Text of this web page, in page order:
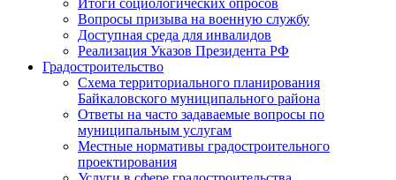
Итоги социологических опросов
Вопросы призыва на военную службу
Доступная среда для инвалидов
Реализация Указов Президента РФ
Градостроительство
Схема территориального планирования
Байкаловского муниципального района
Ответы на часто задаваемые вопросы по
муниципальным услугам
Местные нормативы градостроительного
проектирования